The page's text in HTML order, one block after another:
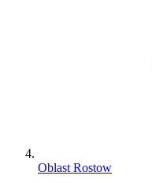
Oblast Rostow